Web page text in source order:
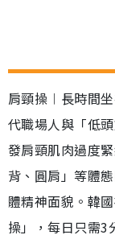
肩頸操︱長時間
代職場人與「低
發肩頸肌肉過度
背、圓肩」等體
體精神面貌。韓
操」，每日只需3